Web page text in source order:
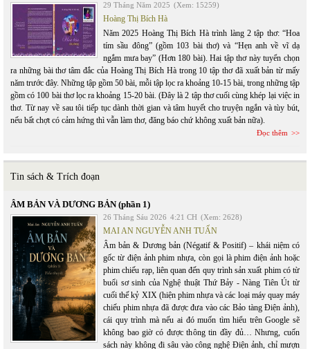
29 Tháng Năm 2025 (Xem: 15259)
Hoàng Thị Bích Hà
Năm 2025 Hoàng Thị Bích Hà trình làng 2 tập thơ: “Hoa
tím sầu đông” (gồm 103 bài thơ) và “Hẹn anh về vĩ dạ
ngắm mưa bay” (Hơn 180 bài). Hai tập thơ này tuyển chọn
ra những bài thơ tâm đắc của Hoàng Thị Bích Hà trong 10 tập thơ đã xuất bản từ mấy
năm trước đây. Những tập gồm 50 bài, mỗi tập lọc ra khoảng 10-15 bài, trong những tập
gồm có 100 bài thơ lọc ra khoảng 15-20 bài. (Đây là 2 tập thơ cuối cùng khép lại việc in
thơ. Từ nay về sau tôi tiếp tục dành thời gian và tâm huyết cho truyện ngắn và tùy bút,
nếu bất chợt có cảm hứng thì vẫn làm thơ, đăng báo chứ không xuất bản nữa).
Đọc thêm
Tin sách & Trích đoạn
ÂM BẢN VÀ DƯƠNG BẢN (phần 1)
26 Tháng Sáu 2026 4:21 CH (Xem: 2628)
MAI AN NGUYỄN ANH TUẤN
Âm bản & Dương bản (Négatif & Positif) – khái niệm có
gốc từ điện ảnh phim nhựa, còn gọi là phim điện ảnh hoặc
phim chiếu rạp, liên quan đến quy trình sản xuất phim có từ
buổi sơ sinh của Nghệ thuật Thứ Bảy - Nàng Tiên Út từ
cuối thế kỷ XIX (hiện phim nhựa và các loại máy quay máy
chiếu phim nhựa đã được đưa vào các Bảo tàng Điện ảnh),
cái quy trình mà nếu ai đó muốn tìm hiểu trên Google sẽ
không bao giờ có được thông tin đầy đủ… Nhưng, cuốn
sách này không đi sâu vào công nghệ Điện ảnh, chỉ mượn